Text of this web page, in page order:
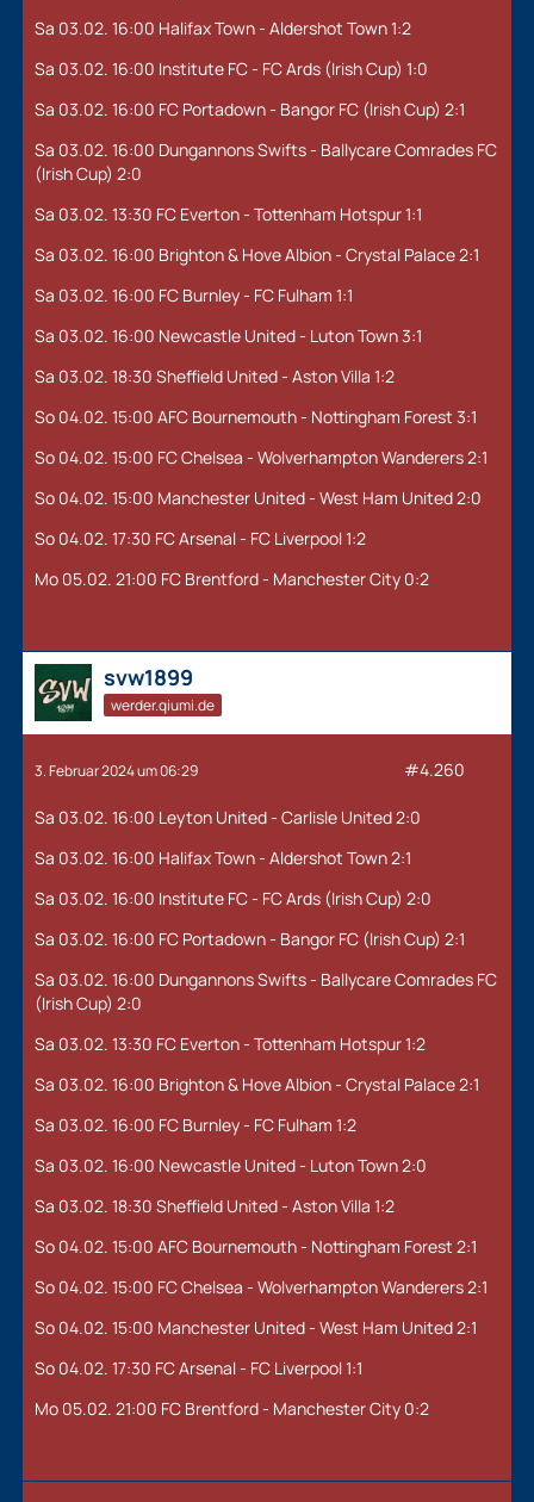
Sa 03.02. 16:00 Halifax Town - Aldershot Town 1:2
Sa 03.02. 16:00 Institute FC - FC Ards (Irish Cup) 1:0
Sa 03.02. 16:00 FC Portadown - Bangor FC (Irish Cup) 2:1
Sa 03.02. 16:00 Dungannons Swifts - Ballycare Comrades FC
(Irish Cup) 2:0
Sa 03.02. 13:30 FC Everton - Tottenham Hotspur 1:1
Sa 03.02. 16:00 Brighton & Hove Albion - Crystal Palace 2:1
Sa 03.02. 16:00 FC Burnley - FC Fulham 1:1
Sa 03.02. 16:00 Newcastle United - Luton Town 3:1
Sa 03.02. 18:30 Sheffield United - Aston Villa 1:2
So 04.02. 15:00 AFC Bournemouth - Nottingham Forest 3:1
So 04.02. 15:00 FC Chelsea - Wolverhampton Wanderers 2:1
So 04.02. 15:00 Manchester United - West Ham United 2:0
So 04.02. 17:30 FC Arsenal - FC Liverpool 1:2
Mo 05.02. 21:00 FC Brentford - Manchester City 0:2
svw1899
werder.qiumi.de
3. Februar 2024 um 06:29 #4.260
Sa 03.02. 16:00 Leyton United - Carlisle United 2:0
Sa 03.02. 16:00 Halifax Town - Aldershot Town 2:1
Sa 03.02. 16:00 Institute FC - FC Ards (Irish Cup) 2:0
Sa 03.02. 16:00 FC Portadown - Bangor FC (Irish Cup) 2:1
Sa 03.02. 16:00 Dungannons Swifts - Ballycare Comrades FC
(Irish Cup) 2:0
Sa 03.02. 13:30 FC Everton - Tottenham Hotspur 1:2
Sa 03.02. 16:00 Brighton & Hove Albion - Crystal Palace 2:1
Sa 03.02. 16:00 FC Burnley - FC Fulham 1:2
Sa 03.02. 16:00 Newcastle United - Luton Town 2:0
Sa 03.02. 18:30 Sheffield United - Aston Villa 1:2
So 04.02. 15:00 AFC Bournemouth - Nottingham Forest 2:1
So 04.02. 15:00 FC Chelsea - Wolverhampton Wanderers 2:1
So 04.02. 15:00 Manchester United - West Ham United 2:1
So 04.02. 17:30 FC Arsenal - FC Liverpool 1:1
Mo 05.02. 21:00 FC Brentford - Manchester City 0:2